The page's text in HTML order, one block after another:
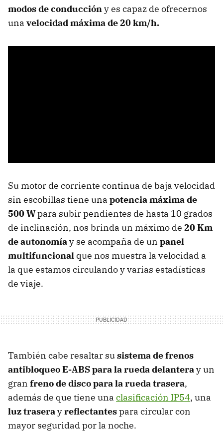
modos de conduccióny es capaz de ofrecernos
una velocidad máxima de 20 km/h.
Su motor de corriente continua de baja velocidad
sin escobillas tiene una potencia máxima de
500 Wpara subir pendientes de hasta 10 grados
de inclinación, nos brinda un máximo de 20 Km
de autonomíay se acompaña de un panel
multifuncional que nos muestra la velocidad a
la que estamos circulando y varias estadísticas
de viaje.
También cabe resaltar susistema de frenos
antibloqueo E-ABS para la rueda delanteray un
gran freno de disco para la rueda trasera,
además de que tiene una clasificación IP54, una
luz traserayreflectantespara circular con
mayor seguridad por la noche.